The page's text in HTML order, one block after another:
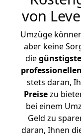
von
Umzüge
aber keine
diegünstigste
stets daran,
Preisezu
bei einem
Geld zu
daran, Ihnen